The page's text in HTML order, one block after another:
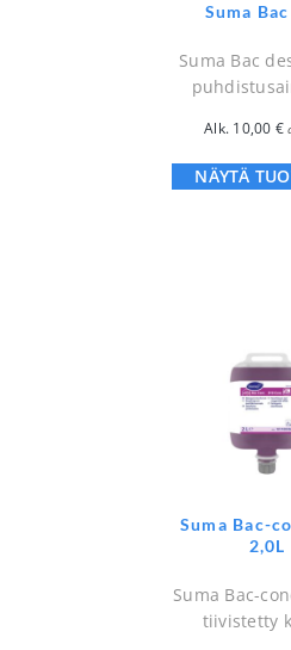
Suma
Suma Bac
Alk. 10,00 €
NÄYTÄ
Suma Bac-
2,0L
Suma Bac-
tiivistetty